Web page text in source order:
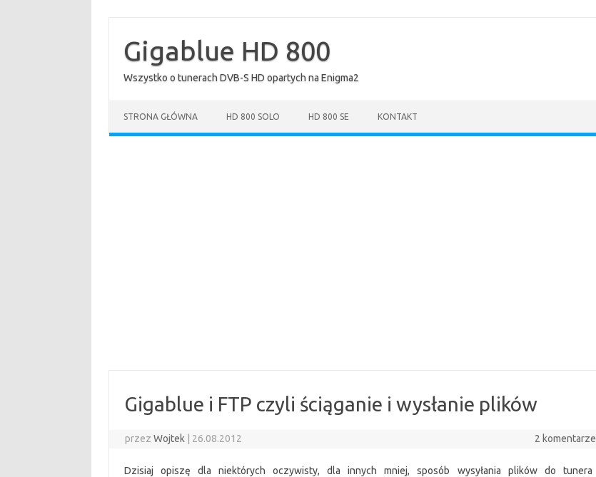
treściGigablue HD 800
Wszystko o tunerach DVB-S HD opartych na Enigma2
STRONA GŁÓWNA HD 800 SOLO HD 800 SE KONTAKT
Gigablue i FTP czyli ściąganie i wysłanie plików
przezWojtek 26.08.2012 2 komentarze
Dzisiaj opiszę dla niektórych oczywisty, dla innych mniej, sposób wysyłania plików do tunera